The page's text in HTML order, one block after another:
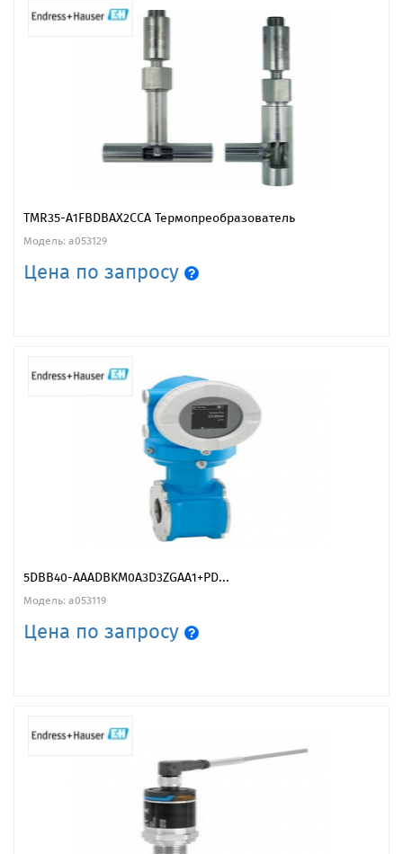
TMR35-A1FBDBAX2CCA Термопреобразователь
Модель: a053129
Цена по запросу
5DBB40-AAADBKM0A3D3ZGAA1+PD...
Модель: a053119
Цена по запросу